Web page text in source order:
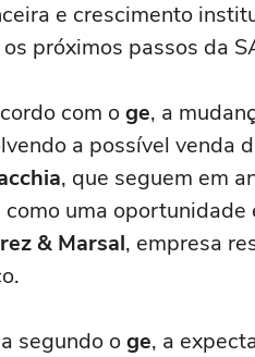
e crescimento
próximos passos da
com oge, a
a possível venda
, que seguem em
uma
& Marsal, empresa
segundo oge, a